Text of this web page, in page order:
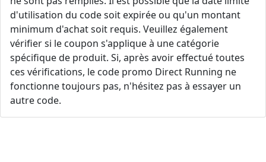
d'utilisation du code soit expirée ou qu'un montant
minimum d'achat soit requis. Veuillez également
vérifier si le coupon s'applique à une catégorie
spécifique de produit. Si, après avoir effectué toutes
ces vérifications, le code promo Direct Running ne
fonctionne toujours pas, n'hésitez pas à essayer un
autre code.